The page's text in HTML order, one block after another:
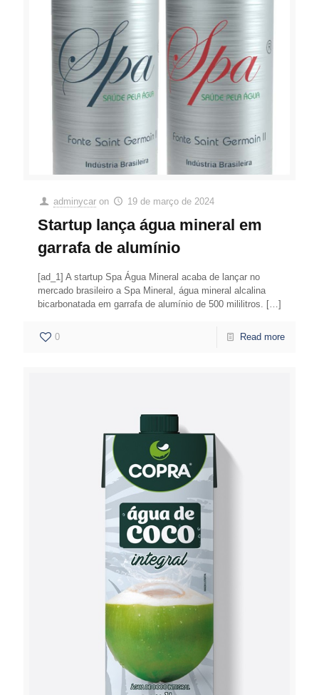
adminycar on 19 de março de 2024
Startup lança água mineral em
garrafa de alumínio
[ad_1] A startup Spa Água Mineral acaba de lançar no
mercado brasileiro a Spa Mineral, água mineral alcalina
bicarbonatada em garrafa de alumínio de 500 mililitros. […]
0 Read more